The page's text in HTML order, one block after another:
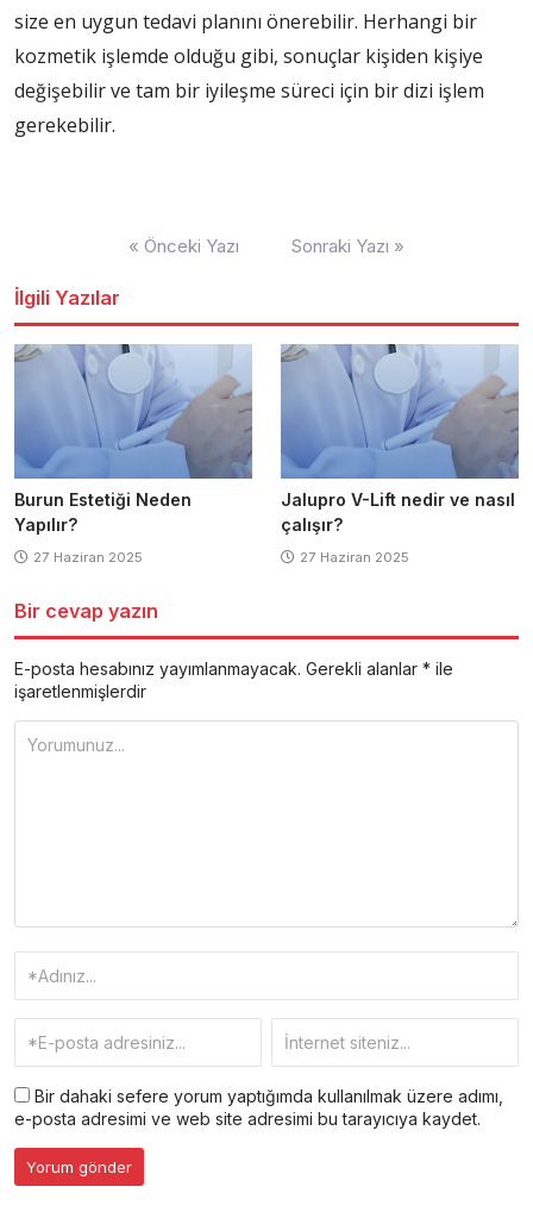
size en uygun tedavi planını önerebilir. Herhangi bir
kozmetik işlemde olduğu gibi, sonuçlar kişiden kişiye
değişebilir ve tam bir iyileşme süreci için bir dizi işlem
gerekebilir.
« Önceki Yazı Sonraki Yazı »
İlgili Yazılar
Burun Estetiği Neden
Yapılır?
27 Haziran 2025
Jalupro V-Lift nedir ve nasıl
çalışır?
27 Haziran 2025
Bir cevap yazın
E-posta hesabınız yayımlanmayacak. Gerekli alanlar * ile
işaretlenmişlerdir
Bir dahaki sefere yorum yaptığımda kullanılmak üzere adımı,
e-posta adresimi ve web site adresimi bu tarayıcıya kaydet.